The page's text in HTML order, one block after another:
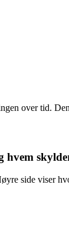
over tid.
hvem
side viser